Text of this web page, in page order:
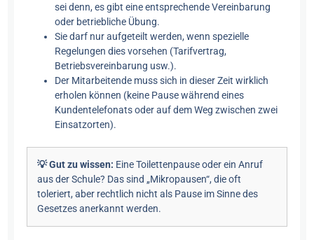
sei denn, es gibt eine entsprechende Vereinbarung
oder betriebliche Übung.
Sie darf nur aufgeteilt werden, wenn spezielle
Regelungen dies vorsehen (Tarifvertrag,
Betriebsvereinbarung usw.).
Der Mitarbeitende muss sich in dieser Zeit wirklich
erholen können (keine Pause während eines
Kundentelefonats oder auf dem Weg zwischen zwei
Einsatzorten).
💡 Gut zu wissen: Eine Toilettenpause oder ein Anruf
aus der Schule? Das sind „Mikropausen“, die oft
toleriert, aber rechtlich nicht als Pause im Sinne des
Gesetzes anerkannt werden.